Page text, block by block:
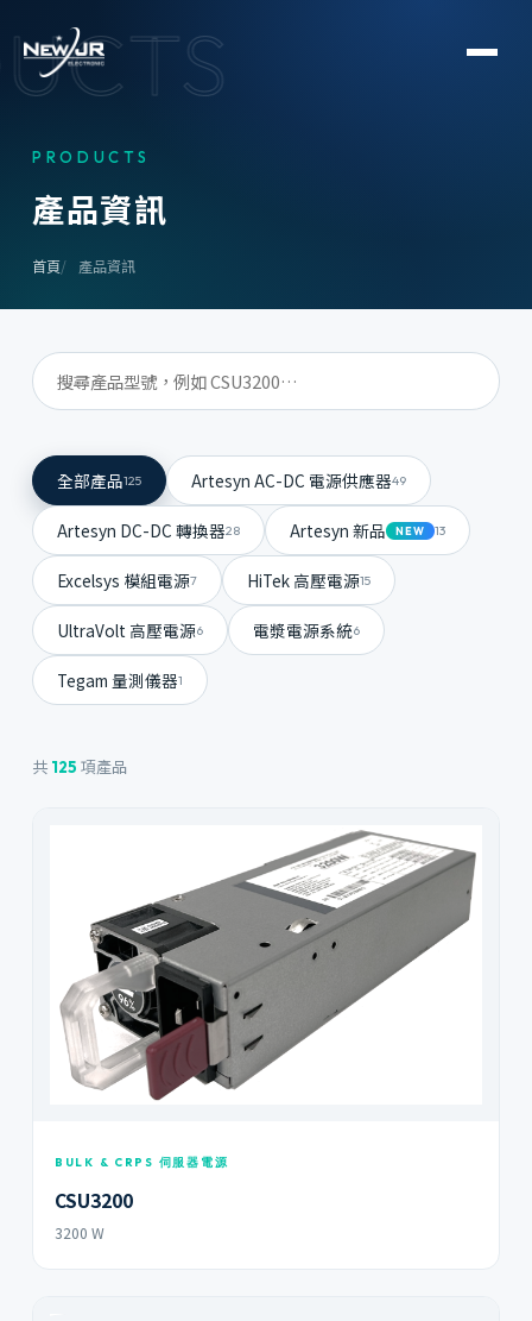
PRODUCTS
產品資訊
首頁 產品資訊
全部產品125 Artesyn AC-DC 電源供應器49
Artesyn DC-DC 轉換器28 Artesyn 新品 NEW 13
Excelsys 模組電源7 HiTek 高壓電源15
UltraVolt 高壓電源6 電漿電源系統6
Tegam 量測儀器1
共 125 項產品
BULK & CRPS 伺服器電源
CSU3200
3200 W